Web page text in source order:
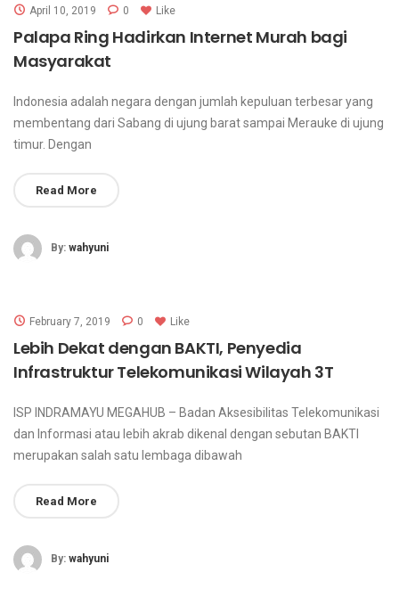
April 10, 2019 0 Like
Palapa Ring Hadirkan Internet Murah bagi
Masyarakat
Indonesia adalah negara dengan jumlah kepuluan terbesar yang
membentang dari Sabang di ujung barat sampai Merauke di ujung
timur. Dengan
Read More
By: wahyuni
February 7, 2019 0 Like
Lebih Dekat dengan BAKTI, Penyedia
Infrastruktur Telekomunikasi Wilayah 3T
ISP INDRAMAYU MEGAHUB – Badan Aksesibilitas Telekomunikasi
dan Informasi atau lebih akrab dikenal dengan sebutan BAKTI
merupakan salah satu lembaga dibawah
Read More
By: wahyuni